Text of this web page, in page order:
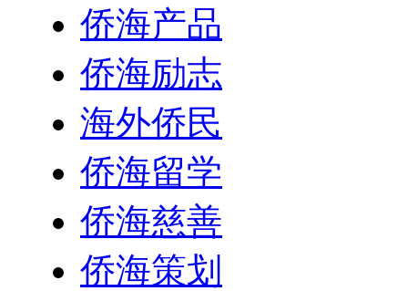
侨海产品
侨海励志
海外侨民
侨海留学
侨海慈善
侨海策划